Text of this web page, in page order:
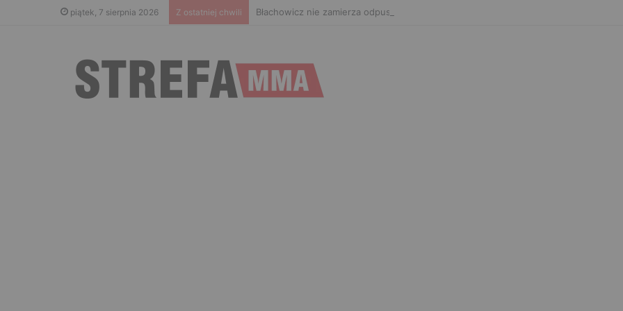
piątek, 7 sierpnia 2026 Z ostatniej chwili Błachowicz nie zamierza odpuszczać. Odpowiedział na słowa Whittakera!